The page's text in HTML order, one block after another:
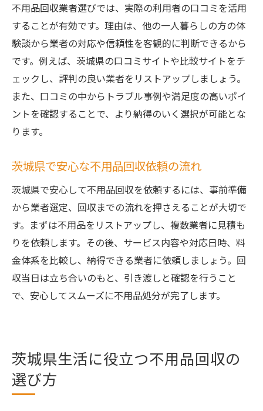
茨城県で評判の良い不用品回収の探し方
一人暮らしの負担を減らす回収依頼の流れ
不用品回収依頼から回収までの具体的手順
一人暮らしに優しい回収サービスの流れ
事前準備でスムーズな不用品回収を実現
買取査定を活用した依頼の進め方
不用品回収業者選びでは、実際の利用者の口コミを活用
することが有効です。理由は、他の一人暮らしの方の体
験談から業者の対応や信頼性を客観的に判断できるから
です。例えば、茨城県の口コミサイトや比較サイトをチ
ェックし、評判の良い業者をリストアップしましょう。
また、口コミの中からトラブル事例や満足度の高いポイ
ントを確認することで、より納得のいく選択が可能とな
ります。
茨城県で安心な不用品回収依頼の流れ
茨城県で安心して不用品回収を依頼するには、事前準備
から業者選定、回収までの流れを押さえることが大切で
す。まずは不用品をリストアップし、複数業者に見積も
りを依頼します。その後、サービス内容や対応日時、料
金体系を比較し、納得できる業者に依頼しましょう。回
収当日は立ち合いのもと、引き渡しと確認を行うこと
で、安心してスムーズに不用品処分が完了します。
茨城県生活に役立つ不用品回収の
選び方